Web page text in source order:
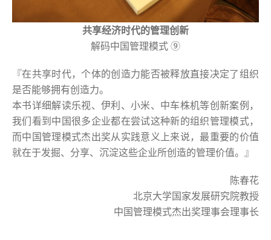
共享经济时代的管理创新
解码中国管理模式 ⑨
『在共享时代，个体的创造力能否被释放直接决定了组织
是否能够拥有创造力。
本书详细解读乐视、伊利、小米、中车株机等创新案例，
我们看到中国很多企业都在尝试这种新的组织管理模式，
而中国管理模式杰出奖从实践意义上来说，最重要的价值
就在于发掘、分享、沉淀这些企业所创造的管理价值。』
陈春花
北京大学国家发展研究院教授
中国管理模式杰出奖理事会理事长